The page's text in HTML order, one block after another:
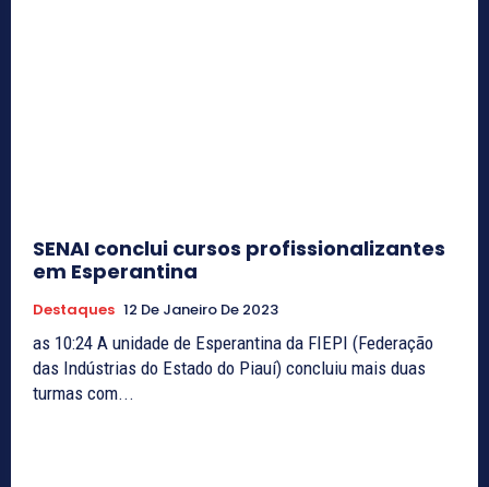
SENAI conclui cursos profissionalizantes
em Esperantina
Destaques 12 De Janeiro De 2023
as 10:24 A unidade de Esperantina da FIEPI (Federação
das Indústrias do Estado do Piauí) concluiu mais duas
turmas com...